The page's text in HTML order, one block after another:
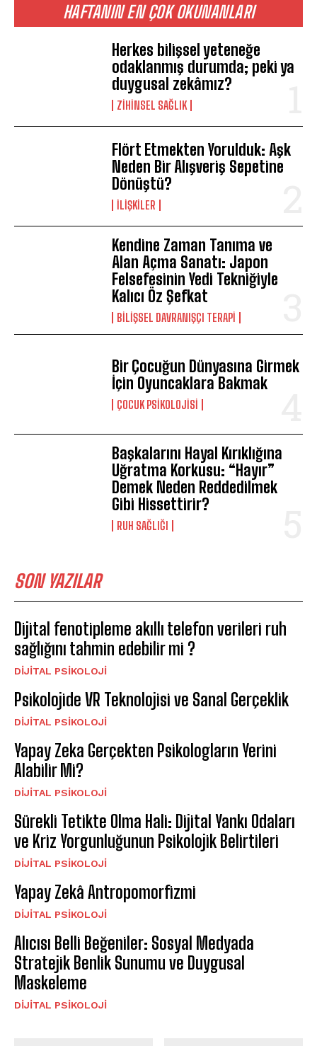
ABONE OL
Gizlilik politikasınıokudum, onaylıyorum.
HAFTANIN EN ÇOK OKUNANLARI
Herkes bilişsel yeteneğe
odaklanmış durumda; peki ya
duygusal zekâmız?
ZIHINSEL SAĞLIK
Flört Etmekten Yorulduk: Aşk
Neden Bir Alışveriş Sepetine
Dönüştü?
İLIŞKILER
Kendine Zaman Tanıma ve
Alan Açma Sanatı: Japon
Felsefesinin Yedi Tekniğiyle
Kalıcı Öz Şefkat
BILIŞSEL DAVRANIŞÇI TERAPI
Bir Çocuğun Dünyasına Girmek
İçin Oyuncaklara Bakmak
ÇOCUK PSIKOLOJISI
Başkalarını Hayal Kırıklığına
Uğratma Korkusu: “Hayır”
Demek Neden Reddedilmek
Gibi Hissettirir?
⁠RUH SAĞLIĞI
SON YAZILAR
Dijital fenotipleme akıllı telefon verileri ruh
sağlığını tahmin edebilir mi ?
DIJITAL PSIKOLOJI
Psikolojide VR Teknolojisi ve Sanal Gerçeklik
DIJITAL PSIKOLOJI
Yapay Zeka Gerçekten Psikologların Yerini
Alabilir Mi?
DIJITAL PSIKOLOJI
Sürekli Tetikte Olma Hali: Dijital Yankı Odaları
ve Kriz Yorgunluğunun Psikolojik Belirtileri
DIJITAL PSIKOLOJI
Yapay Zekâ Antropomorfizmi
DIJITAL PSIKOLOJI
Alıcısı Belli Beğeniler: Sosyal Medyada
Stratejik Benlik Sunumu ve Duygusal
Maskeleme
DIJITAL PSIKOLOJI